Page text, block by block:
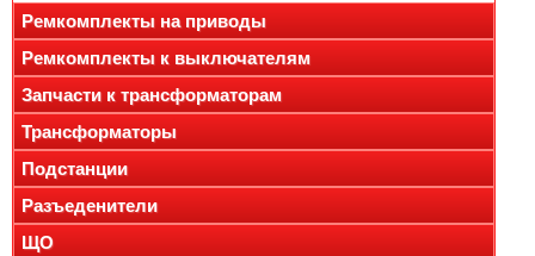
Ремкомплекты на приводы
Ремкомплекты к выключателям
Запчасти к трансформаторам
Трансформаторы
Подстанции
Разъеденители
ЩО